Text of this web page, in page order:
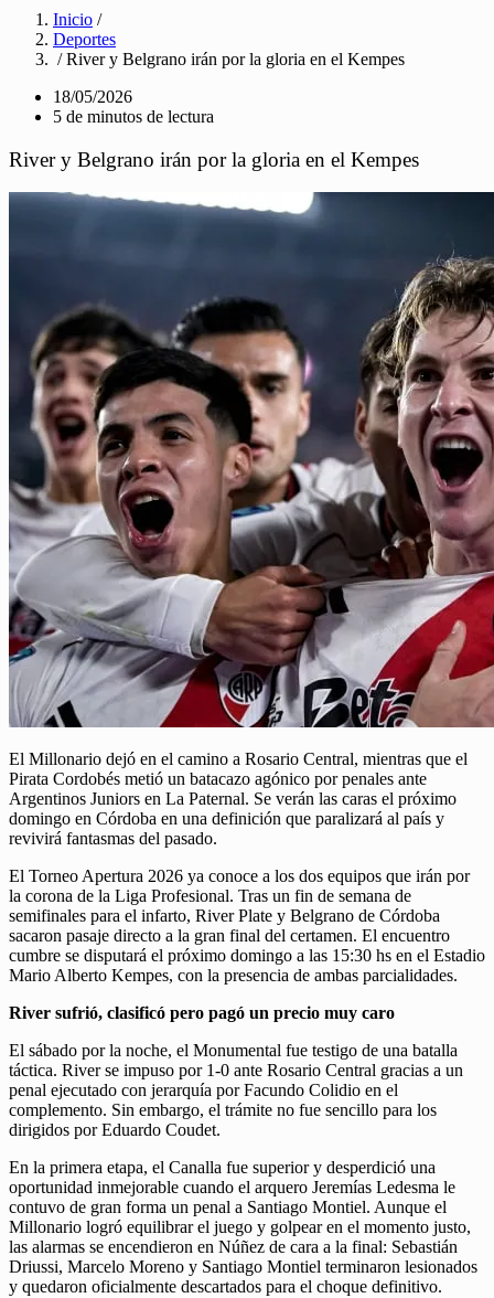
Inicio /
Deportes
/ River y Belgrano irán por la gloria en el Kempes
18/05/2026
5 de minutos de lectura
River y Belgrano irán por la gloria en el Kempes
El Millonario dejó en el camino a Rosario Central, mientras que el
Pirata Cordobés metió un batacazo agónico por penales ante
Argentinos Juniors en La Paternal. Se verán las caras el próximo
domingo en Córdoba en una definición que paralizará al país y
revivirá fantasmas del pasado.
El Torneo Apertura 2026 ya conoce a los dos equipos que irán por
la corona de la Liga Profesional. Tras un fin de semana de
semifinales para el infarto, River Plate y Belgrano de Córdoba
sacaron pasaje directo a la gran final del certamen. El encuentro
cumbre se disputará el próximo domingo a las 15:30 hs en el Estadio
Mario Alberto Kempes, con la presencia de ambas parcialidades.
River sufrió, clasificó pero pagó un precio muy caro
El sábado por la noche, el Monumental fue testigo de una batalla
táctica. River se impuso por 1-0 ante Rosario Central gracias a un
penal ejecutado con jerarquía por Facundo Colidio en el
complemento. Sin embargo, el trámite no fue sencillo para los
dirigidos por Eduardo Coudet.
En la primera etapa, el Canalla fue superior y desperdició una
oportunidad inmejorable cuando el arquero Jeremías Ledesma le
contuvo de gran forma un penal a Santiago Montiel. Aunque el
Millonario logró equilibrar el juego y golpear en el momento justo,
las alarmas se encendieron en Núñez de cara a la final: Sebastián
Driussi, Marcelo Moreno y Santiago Montiel terminaron lesionados
y quedaron oficialmente descartados para el choque definitivo.